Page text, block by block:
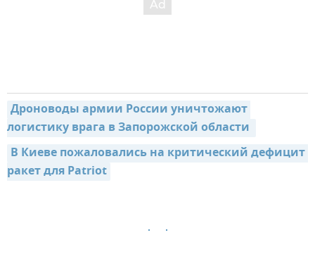
Дроноводы армии России уничтожают
логистику врага в Запорожской области
В Киеве пожаловались на критический дефицит
ракет для Patriot